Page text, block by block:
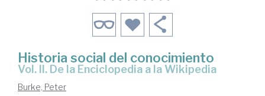
Historia social del conocimiento
Vol. II. De la Enciclopedia a la Wikipedia
Burke, Peter